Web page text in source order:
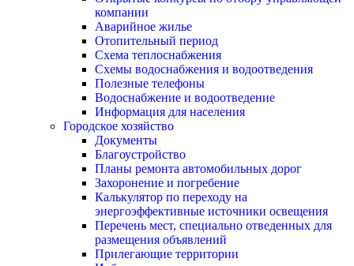
компании
Аварийное жилье
Отопительный период
Схема теплоснабжения
Схемы водоснабжения и водоотведения
Полезные телефоны
Водоснабжение и водоотведение
Информация для населения
Городское хозяйство
Документы
Благоустройство
Планы ремонта автомобильных дорог
Захоронение и погребение
Калькулятор по переходу на
энергоэффективные источники освещения
Перечень мест, специально отведенных для
размещения объявлений
Прилегающие территории